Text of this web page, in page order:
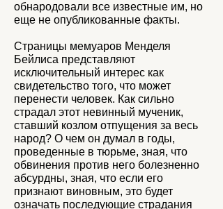
обнародовали все известные им, но
еще не опубликованные факты.
Страницы мемуаров Менделя
Бейлиса представляют
исключительный интерес как
свидетельство того, что может
перенести человек. Как сильно
страдал этот невинный мученик,
ставший козлом отпущения за весь
народ? О чем он думал в годы,
проведенные в тюрьме, зная, что
обвинения против него болезненно
абсурдны, зная, что если его
признают виновным, это будет
означать последующие страдания